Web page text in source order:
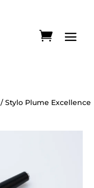
/ Stylo Plume Excellence